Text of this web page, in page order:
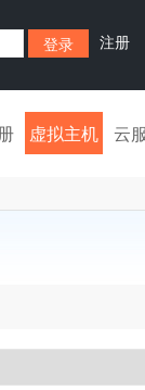
注册
虚拟主机 云